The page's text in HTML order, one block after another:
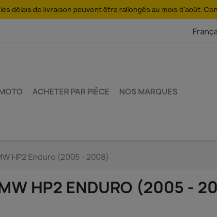
délais de livraison peuvent être rallongés au mois d'août.
ACHETER PAR PIÈCE NOS MARQUES
HP2 Enduro (2005 - 2008)
HP2 ENDURO (2005 -